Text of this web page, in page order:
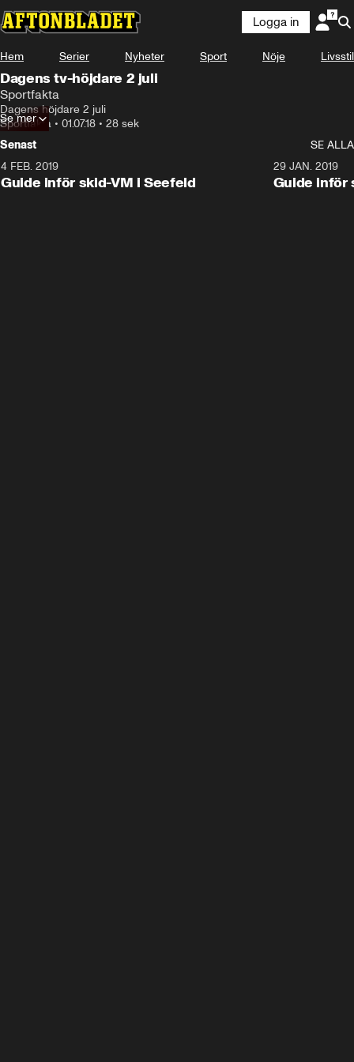
Logga in
Hem Serier Nyheter Sport Nöje Livsstil
Dagens tv-höjdare 2 juli
Sportfakta
Dagens höjdare 2 juli
Sportfakta • 01.07.18 • 28 sek
Se mer
Senast
SE ALLA
4 FEB. 2019
Guide inför skid-VM i Seefeld
29 JAN. 2019
Guide inför